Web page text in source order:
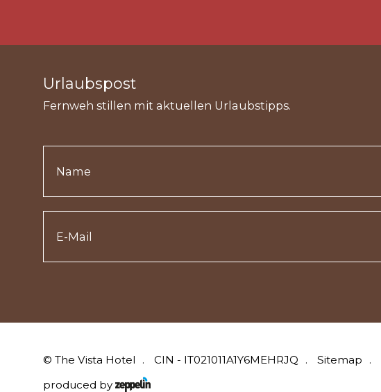
Urlaubspost
Fernweh stillen mit aktuellen Urlaubstipps.
© The Vista Hotel CIN - IT021011A1Y6MEHRJQ Sitemap
produced by